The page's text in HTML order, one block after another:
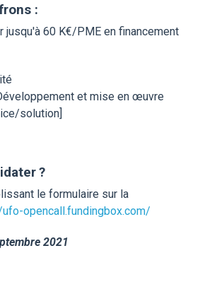
:
jusqu'à 60 K€/PME en financement
et mise en œuvre
solution]
?
le formulaire sur la
opencall.fundingbox.com/
2021